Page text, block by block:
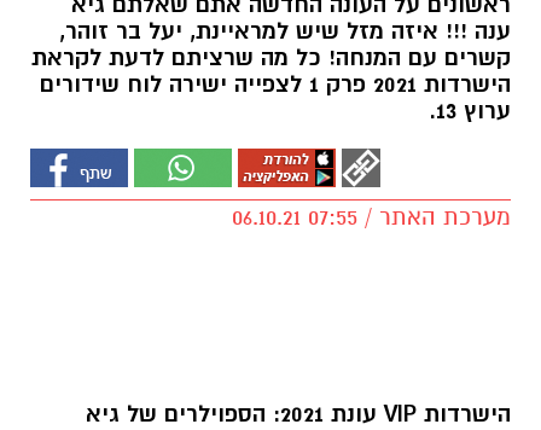
ענה !!! איזה מזל שיש למראיינת, יעל בר זוהר,
קשרים עם המנחה! כל מה שרציתם לדעת לקראת
הישרדות 2021 פרק 1 לצפייה ישירה לוח שידורים
ערוץ 13.
מערכת האתר / 07:55 06.10.21
הישרדות VIP עונת 2021: הספוילרים של גיא